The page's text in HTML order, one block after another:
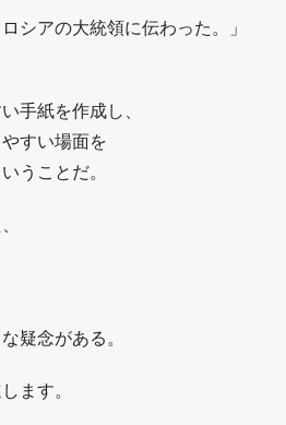
シアの大統領に伝わった。」
手紙を作成し、
すい場面を
うことだ。
疑念がある。
ます。